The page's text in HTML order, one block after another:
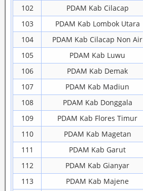
102
PDAM Kab Cilacap
103
PDAM Kab Lombok Utara
104
PDAM Kab Cilacap Non Air
105
PDAM Kab Luwu
106
PDAM Kab Demak
107
PDAM Kab Madiun
108
PDAM Kab Donggala
109
PDAM Kab Flores Timur
110
PDAM Kab Magetan
111
PDAM Kab Garut
112
PDAM Kab Gianyar
113
PDAM Kab Majene